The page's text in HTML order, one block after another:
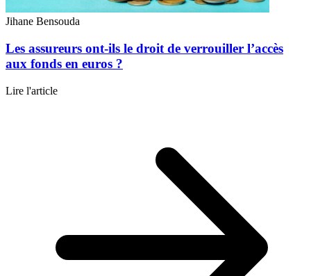
Jihane Bensouda
Les assureurs ont-ils le droit de verrouiller l’accès
aux fonds en euros ?
Lire l'article